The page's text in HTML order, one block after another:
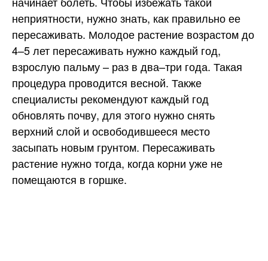
неприятности, нужно знать, как правильно ее
пересаживать. Молодое растение возрастом до
4–5 лет пересаживать нужно каждый год,
взрослую пальму – раз в два–три года. Такая
процедура проводится весной. Также
специалисты рекомендуют каждый год
обновлять почву, для этого нужно снять
верхний слой и освободившееся место
засыпать новым грунтом. Пересаживать
растение нужно тогда, когда корни уже не
помещаются в горшке.